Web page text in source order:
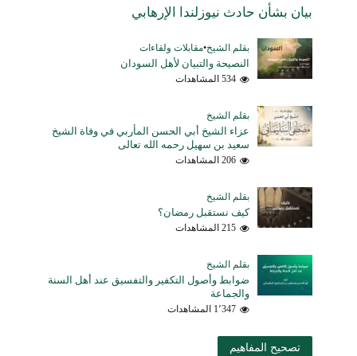
بيان بشأن حادث نيوزلندا الإرهابي
بقلم الشيخ•مقابلات ولقاءات
النصيحة والتبيان لأهل السودان
534 المشاهدات
بقلم الشيخ
عزاء الشيخ أبي الحسن المأربي في وفاة الشيخ
سعيد بن سهيل رحمه الله تعالى
206 المشاهدات
بقلم الشيخ
كيف نستقبل رمضان؟
215 المشاهدات
بقلم الشيخ
ضوابط وأصول التكفير والتفسيق عند أهل السنة
والجماعة
1٬347 المشاهدات
تصحيح المفاهيم